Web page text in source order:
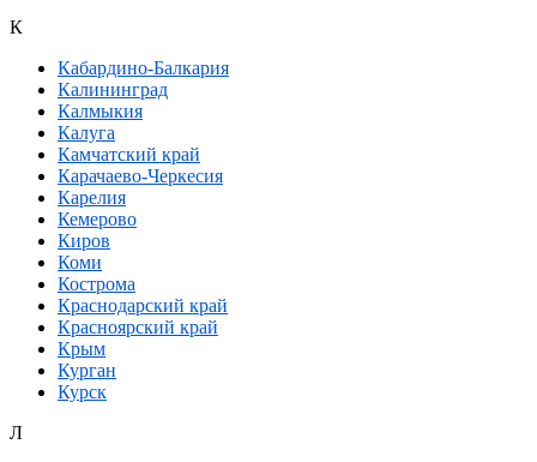
К
Кабардино-Балкария
Калининград
Калмыкия
Калуга
Камчатский край
Карачаево-Черкесия
Карелия
Кемерово
Киров
Коми
Кострома
Краснодарский край
Красноярский край
Крым
Курган
Курск
Л